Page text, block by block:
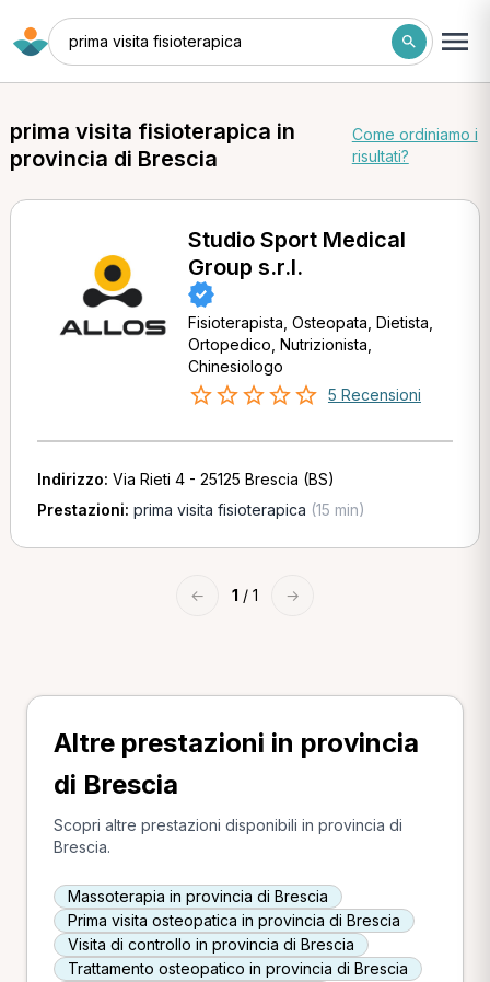
prima visita fisioterapica
prima visita fisioterapica in
provincia di Brescia
Come ordiniamo i
risultati?
Studio Sport Medical
Group s.r.l.
Fisioterapista, Osteopata, Dietista,
Ortopedico, Nutrizionista,
Chinesiologo
5 Recensioni
Indirizzo: Via Rieti 4 - 25125 Brescia (BS)
Prestazioni: prima visita fisioterapica (15 min)
← 1 / 1 →
Altre prestazioni in provincia
di Brescia
Scopri altre prestazioni disponibili in provincia di
Brescia.
Massoterapia in provincia di Brescia
Prima visita osteopatica in provincia di Brescia
Visita di controllo in provincia di Brescia
Trattamento osteopatico in provincia di Brescia